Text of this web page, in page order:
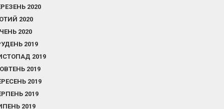
2020
2020
2020
2019
2019
2019
2019
2019
2019